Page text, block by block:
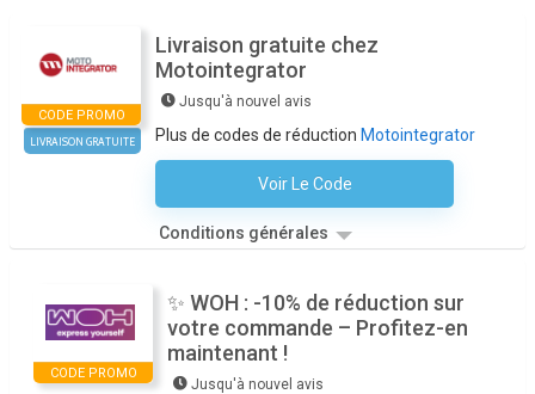
CODE PROMO
LIVRAISON GRATUITE
Livraison gratuite chez
Motointegrator
Jusqu'à nouvel avis
Plus de codes de réduction Motointegrator
Voir Le Code
Aucun Code N'est Nécessaire
Conditions générales
CODE PROMO
✨ WOH : -10% de réduction sur
votre commande – Profitez-en
maintenant !
Jusqu'à nouvel avis